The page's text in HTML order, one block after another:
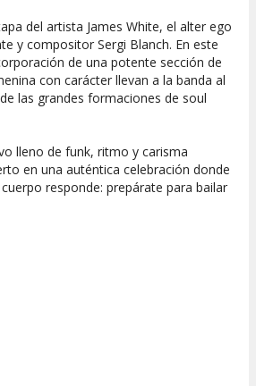
del artista James White, el alter ego
y compositor Sergi Blanch. En este
de una potente sección de
con carácter llevan a la banda al
las grandes formaciones de soul
lleno de funk, ritmo y carisma
en una auténtica celebración donde
responde: prepárate para bailar